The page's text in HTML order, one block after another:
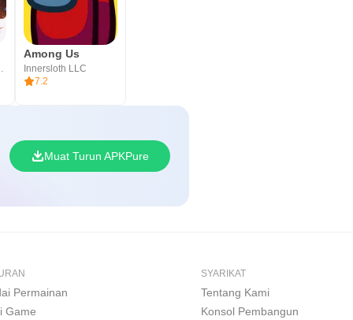
I
Among Us
Innersloth LLC
7.2
Muat Turun APKPure
Permainan
Game
SYARIKAT
Tentang Kami
Konsol Pembangun